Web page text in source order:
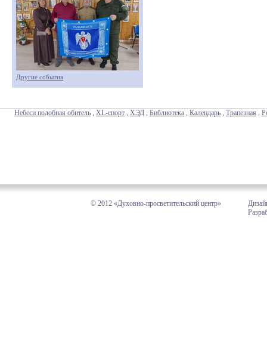
Другие события
Небеси подобная обитель , XL-спорт , ХЭД , Библиотека , Календарь , Трапезная ,
© 2012 «Духовно-просветительский центр»